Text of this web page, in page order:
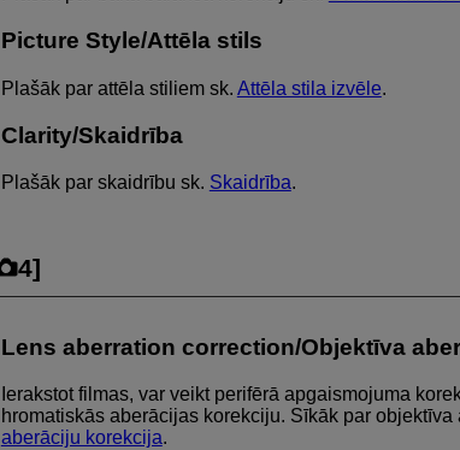
Picture Style/Attēla stils
Plašāk par attēla stiliem sk. Attēla stila izvēle.
Clarity/Skaidrība
Plašāk par skaidrību sk. Skaidrība.
4]
Lens aberration correction/Objektīva
Ierakstot filmas, var veikt perifērā apgaismojuma
hromatiskās aberācijas korekciju. Sīkāk par
aberāciju korekcija.